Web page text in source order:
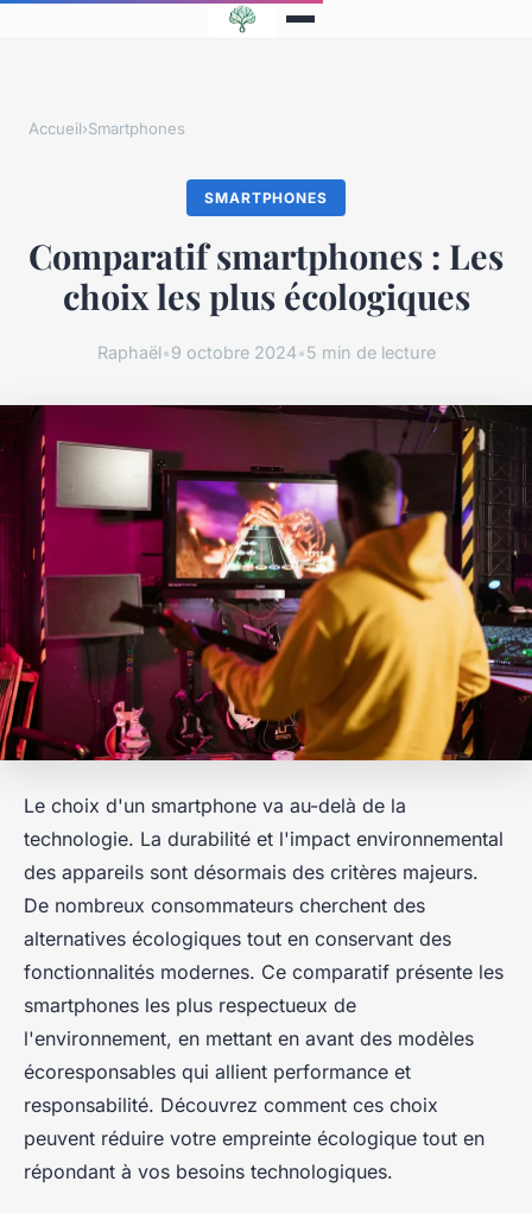
Accueil›Smartphones
SMARTPHONES
Comparatif smartphones : Les
choix les plus écologiques
Raphaël•9 octobre 2024•5 min de lecture
Le choix d'un smartphone va au-delà de la
technologie. La durabilité et l'impact environnemental
des appareils sont désormais des critères majeurs.
De nombreux consommateurs cherchent des
alternatives écologiques tout en conservant des
fonctionnalités modernes. Ce comparatif présente les
smartphones les plus respectueux de
l'environnement, en mettant en avant des modèles
écoresponsables qui allient performance et
responsabilité. Découvrez comment ces choix
peuvent réduire votre empreinte écologique tout en
répondant à vos besoins technologiques.